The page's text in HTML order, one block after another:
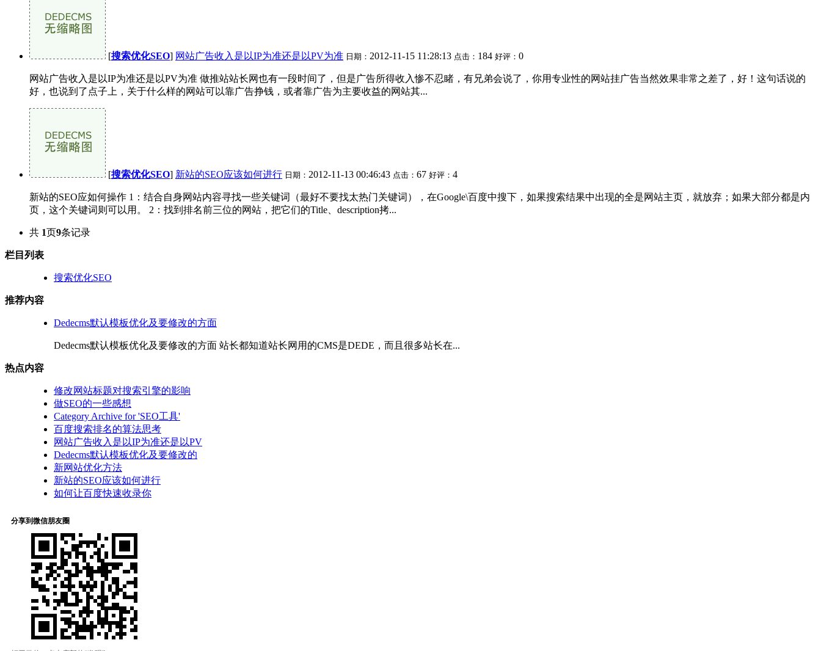
[搜索优化SEO] 网站广告收入是以IP为准还是以PV为准 日期： 2012-11-15 11:28:13 点击： 184 好评： 0
网站广告收入是以IP为准还是以PV为准 做推站站长网也有一段时间了，但是广告所得收入惨不忍睹，有兄弟会说了，你用专业性的网站挂广告当然效果非常之差了，好！这句话说的
好，也说到了点子上，关于什么样的网站可以靠广告挣钱，或者靠广告为主要收益的网站其...
[搜索优化SEO] 新站的SEO应该如何进行 日期： 2012-11-13 00:46:43 点击： 67 好评： 4
新站的SEO应如何操作 1：结合自身网站内容寻找一些关键词（最好不要找太热门关键词），在Google\百度中搜下，如果搜索结果中出现的全是网站主页，就放弃；如果大部分都是内
页，这个关键词则可以用。 2：找到排名前三位的网站，把它们的Title、description拷...
共 1页9条记录
栏目列表
搜索优化SEO
推荐内容
Dedecms默认模板优化及要修改的方面
Dedecms默认模板优化及要修改的方面 站长都知道站长网用的CMS是DEDE，而且很多站长在...
热点内容
修改网站标题对搜索引擎的影响
做SEO的一些感想
Category Archive for 'SEO工具'
百度搜索排名的算法思考
网站广告收入是以IP为准还是以PV
Dedecms默认模板优化及要修改的
新网站优化方法
新站的SEO应该如何进行
如何让百度快速收录你